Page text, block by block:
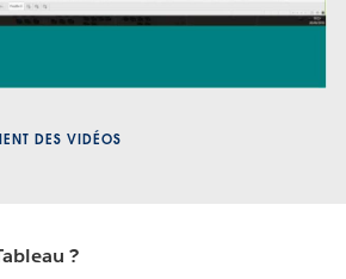
Video
DES VIDÉOS
?